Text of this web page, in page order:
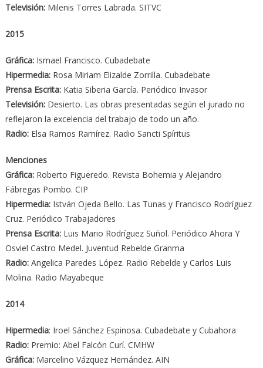
Televisión: Milenis Torres Labrada. SITVC
2015
Gráfica: Ismael Francisco. Cubadebate
Hipermedia: Rosa Miriam Elizalde Zorrilla. Cubadebate
Prensa Escrita: Katia Siberia García. Periódico Invasor
Televisión: Desierto. Las obras presentadas según el jurado no
reflejaron la excelencia del trabajo de todo un año.
Radio: Elsa Ramos Ramírez. Radio Sancti Spíritus
Menciones
Gráfica: Roberto Figueredo. Revista Bohemia y Alejandro
Fábregas Pombo. CIP
Hipermedia: István Ojeda Bello. Las Tunas y Francisco Rodríguez
Cruz. Periódico Trabajadores
Prensa Escrita: Luis Mario Rodríguez Suñol. Periódico Ahora Y
Osviel Castro Medel. Juventud Rebelde Granma
Radio: Angelica Paredes López. Radio Rebelde y Carlos Luis
Molina. Radio Mayabeque
2014
Hipermedia: Iroel Sánchez Espinosa. Cubadebate y Cubahora
Radio: Premio: Abel Falcón Curí. CMHW
Gráfica: Marcelino Vázquez Hernández. AIN